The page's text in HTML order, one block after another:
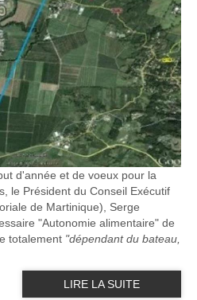
d'année et de voeux pour la
le Président du Conseil Exécutif
de Martinique), Serge
"Autonomie alimentaire" de
totalement "dépendant du bateau,
LIRE LA SUITE